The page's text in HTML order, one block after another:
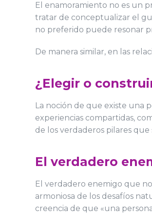
El enamoramiento no es un
tratar de conceptualizar el
no preferido puede resonar
De manera similar, en las
¿Elegir o
La noción de que existe una
experiencias compartidas,
de los verdaderos pilares
El verdadero
El verdadero enemigo que
armoniosa de los desafíos
creencia de que «una